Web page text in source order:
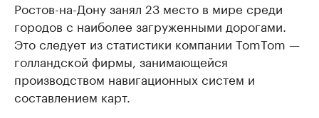
Ростов-на-Дону занял 23 место в мире среди
городов с наиболее загруженными дорогами.
Это следует из статистики компании TomTom —
голландской фирмы, занимающейся
производством навигационных систем и
составлением карт.